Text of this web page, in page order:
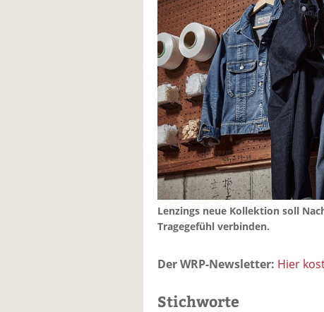
Lenzings neue Kollektion soll
Tragegefühl verbinden.
Der WRP-Newsletter: Hier
Stichworte